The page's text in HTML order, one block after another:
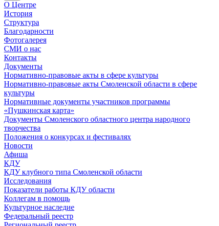
О Центре
История
Структура
Благодарности
Фотогалерея
СМИ о нас
Контакты
Документы
Нормативно-правовые акты в сфере культуры
Нормативно-правовые акты Смоленской области в сфере
культуры
Нормативные документы участников программы
«Пушкинская карта»
Документы Смоленского областного центра народного
творчества
Положения о конкурсах и фестивалях
Новости
Афиша
КДУ
КДУ клубного типа Смоленской области
Исследования
Показатели работы КДУ области
Коллегам в помощь
Культурное наследие
Федеральный реестр